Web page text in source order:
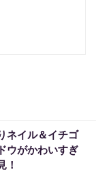
ネイル＆イチゴ
ウがかわいすぎ
！